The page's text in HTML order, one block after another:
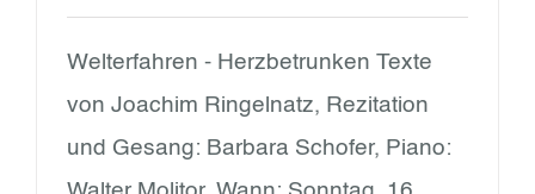
Welterfahren - Herzbetrunken Texte
von Joachim Ringelnatz, Rezitation
und Gesang: Barbara Schofer, Piano: